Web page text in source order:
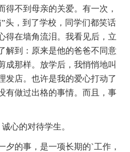
得不到母亲的关爱。有一次，
头，到了学校，同学们都笑话
得在墙角流泪。我看见后，立
解到：原来是他的爸爸不同意
成那样。放学后，我悄悄地叫
发店。也许是我的爱心打动了
有做过出格的事情。而且，事
的对待学生。
的事，是一项长期的`工作，